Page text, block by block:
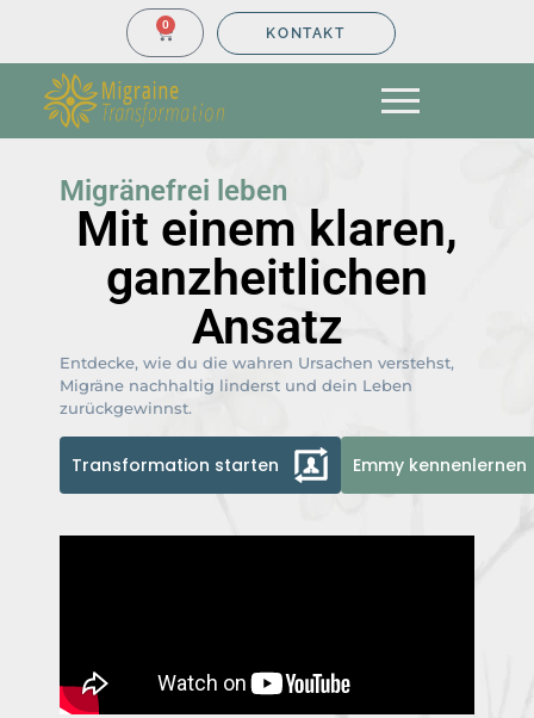
KONTAKT
0
Migränefrei leben
Mit einem klaren,
ganzheitlichen
Ansatz
Entdecke, wie du die wahren Ursachen verstehst,
Migräne nachhaltig linderst und dein Leben
zurückgewinnst.
Transformation starten Emmy kennenlernen